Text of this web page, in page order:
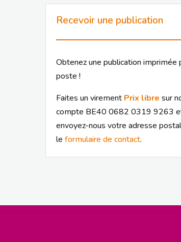
Recevoir une publication
Obtenez une publication imprimée
poste !
Faites un virement Prix libre sur
compte BE40 0682 0319 9263
envoyez-nous votre adresse
le formulaire de contact.